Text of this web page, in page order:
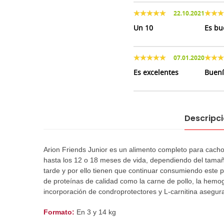
22.10.2021
Un 10 Es
07.01.2020
Es excelentes
Arion Friends Junior es un alimento completo para
hasta los 12 o 18 meses de vida, dependiendo del
tarde y por ello tienen que continuar consumiendo este
de proteínas de calidad como la carne de pollo, la
incorporación de condroprotectores y L-carnitina
Formato: En 3 y 14 kg